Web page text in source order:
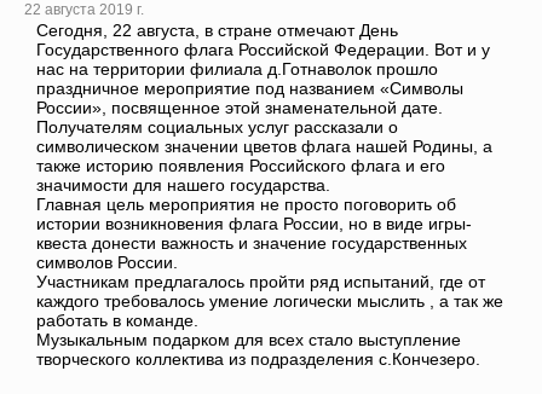
22 августа 2019 г.
Сегодня, 22 августа, в стране отмечают День
Государственного флага Российской Федерации. Вот и у
нас на территории филиала д.Готнаволок прошло
праздничное мероприятие под названием «Символы
России», посвященное этой знаменательной дате.
Получателям социальных услуг рассказали о
символическом значении цветов флага нашей Родины, а
также историю появления Российского флага и его
значимости для нашего государства.
Главная цель мероприятия не просто поговорить об
истории возникновения флага России, но в виде игры-
квеста донести важность и значение государственных
символов России.
Участникам предлагалось пройти ряд испытаний, где от
каждого требовалось умение логически мыслить , а так же
работать в команде.
Музыкальным подарком для всех стало выступление
творческого коллектива из подразделения с.Кончезеро.